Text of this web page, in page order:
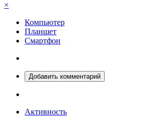
×
Компьютер
Планшет
Смартфон
Добавить комментарий
Активность